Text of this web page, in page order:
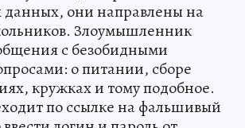
данных, они направлены на
Злоумышленник
с безобидными
о питании, сборе
кружках и тому подобное.
по ссылке на фальшивый